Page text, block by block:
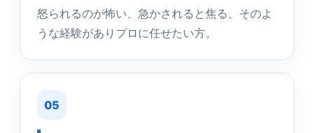
怒られるのが怖い、急かされると焦る、そのよ
うな経験がありプロに任せたい方。
05